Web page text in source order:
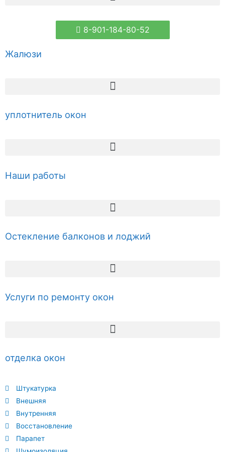
8-901-184-80-52
Жалюзи
уплотнитель окон
Наши работы
Остекление балконов и лоджий
Услуги по ремонту окон
отделка окон
Штукатурка
Внешняя
Внутренняя
Восстановление
Парапет